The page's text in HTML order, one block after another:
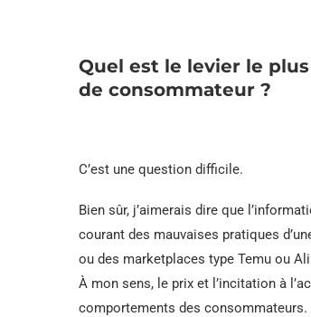
Quel est le levier le
de consommateur ?
C’est une question difficile.
Bien sûr, j’aimerais dire que
courant des mauvaises pratiques
ou des marketplaces type Temu ou
À mon sens, le prix et l’incitation à
comportements des consommateurs.